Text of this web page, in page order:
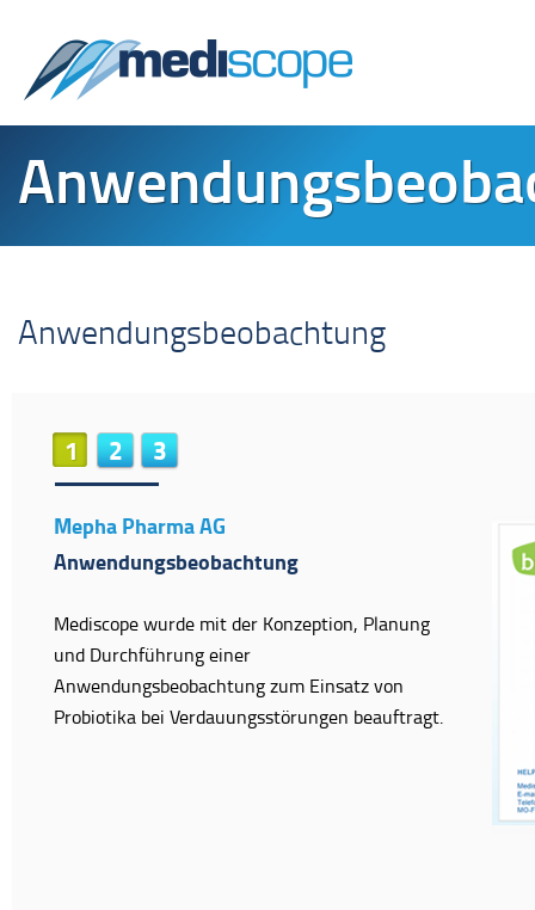
Anwendungsbeobachtung
Mepha Pharma AG
Anwendungsbeobachtung
Mediscope wurde mit der Konzeption, Planung
und Durchführung einer
Anwendungsbeobachtung zum Einsatz von
Probiotika bei Verdauungsstörungen beauftragt.
1 2 3